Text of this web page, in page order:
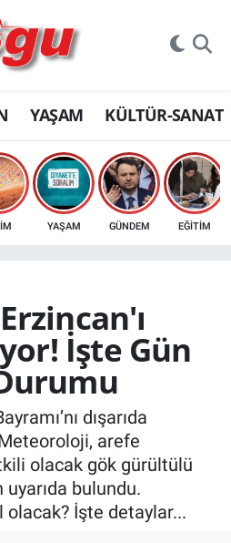
YAŞAM KÜLTÜR-SANAT
YAŞAM GÜNDEM EĞİTİM
İşte Gün
dışarıda
arefe
olacak gök gürültülü
uyarıda bulundu.
olacak? İşte detaylar...